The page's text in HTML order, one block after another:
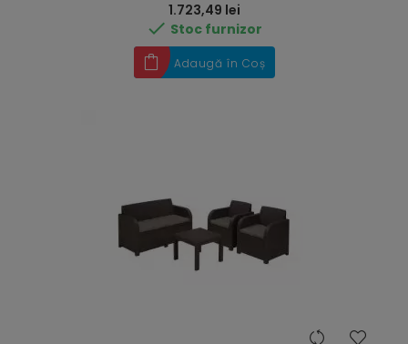
1.723,49 lei
 Stoc furnizor
Adaugă în Coș